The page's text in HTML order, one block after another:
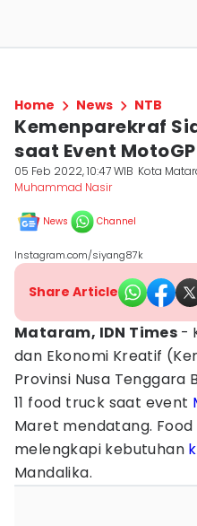
Home News NTB
Kemenparekraf
saat Event
05 Feb 2022, 10:47 WIB Kota
Muhammad Nasir
News Channel
Instagram.com/siyang87k
Share Article
Mataram, IDN Times -
dan Ekonomi Kreatif
Provinsi Nusa Tenggara
11 food truck saat event
Maret mendatang.
melengkapi kebutuhan
Mandalika.